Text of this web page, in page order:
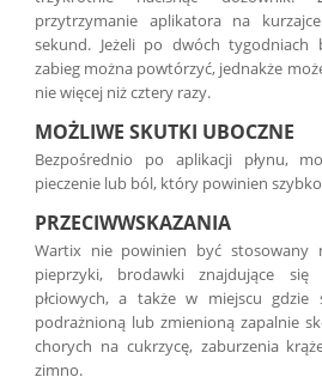
przytrzymanie aplikatora na
sekund. Jeżeli po dwóch tygodniach
zabieg można powtórzyć, jednakże
nie więcej niż cztery razy.
MOŻLIWE SKUTKI UBOCZNE
Bezpośrednio po aplikacji płynu,
pieczenie lub ból, który powinien
PRZECIWWSKAZANIA
Wartix nie powinien być stosowany
pieprzyki, brodawki znajdujące
płciowych, a także w miejscu
podrażnioną lub zmienioną zapalnie
chorych na cukrzycę, zaburzenia
zimno.